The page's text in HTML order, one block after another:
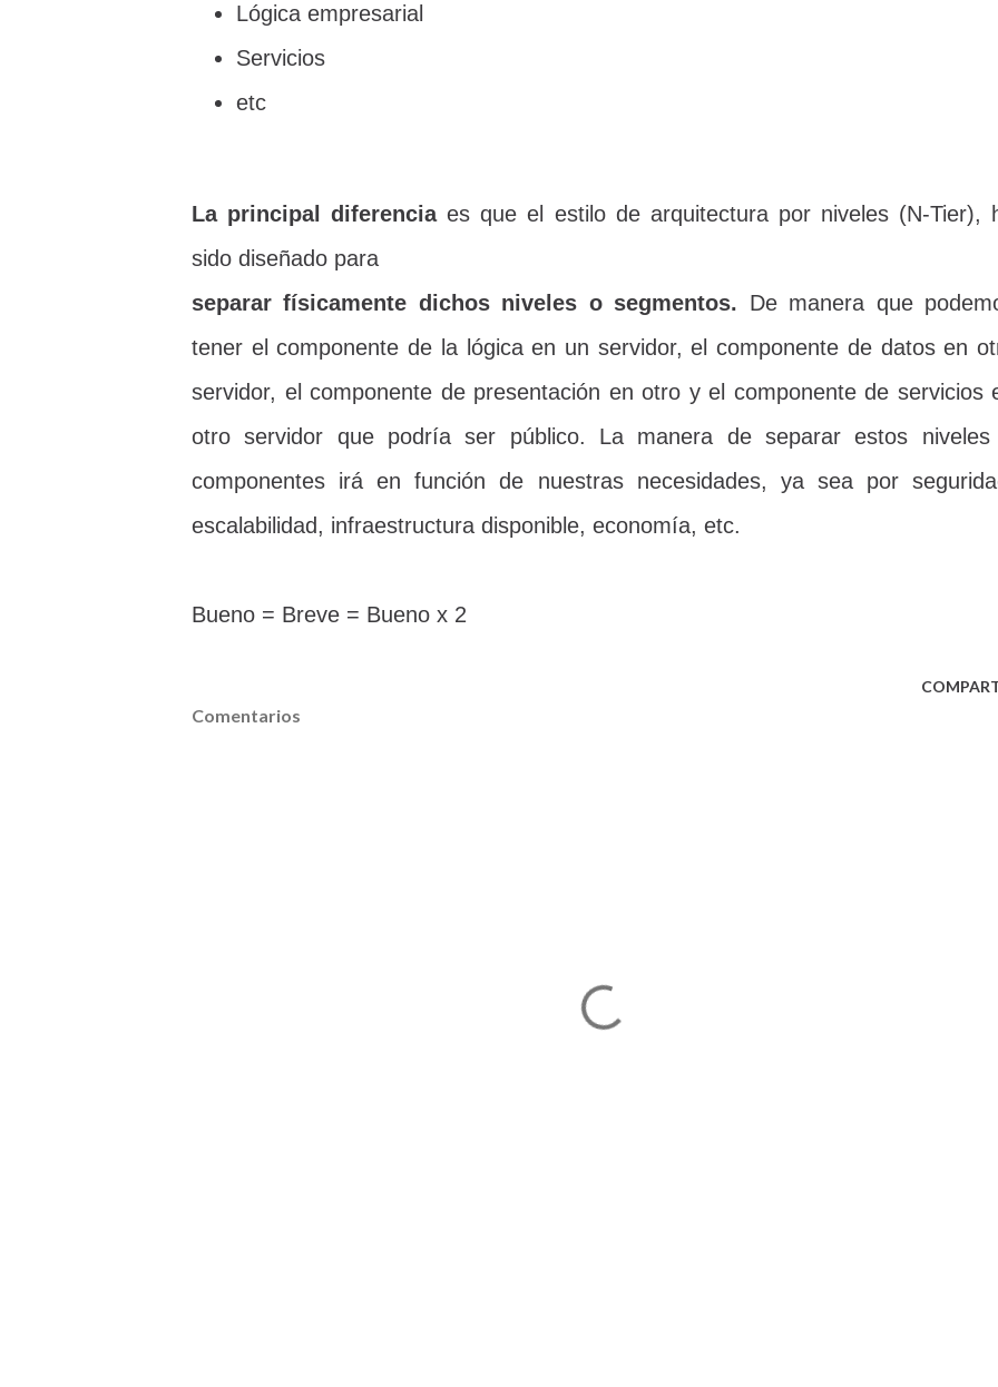
Lógica empresarial
Servicios
etc
La principal diferenciaes que el estilo de arquitectura por niveles (N-Tier),
sido diseñado para
separar físicamente dichos niveles o segmentos. De manera que
tener el componente de la lógica en un servidor, el componente de datos en
servidor, el componente de presentación en otro y el componente de servicios
otro servidor que podría ser público. La manera de separar estos
componentes irá en función de nuestras necesidades, ya sea por
escalabilidad, infraestructura disponible, economía, etc.
Bueno = Breve = Bueno x 2
Comentarios